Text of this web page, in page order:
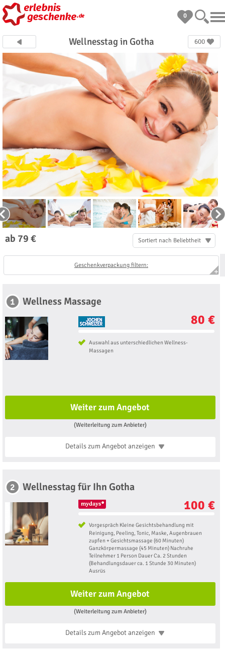
0
Wellnesstag in Gotha 600
ab 79 € Sortiert nach Beliebtheit
Geschenkverpackung filtern:
1 Wellness Massage
80 €
Auswahl aus unterschiedlichen Wellness-
Massagen
Weiter zum Angebot
(Weiterleitung zum Anbieter)
Details zum Angebotanzeigen
2 Wellnesstag für Ihn Gotha
100 €
Vorgespräch Kleine Gesichtsbehandlung mit
Reinigung, Peeling, Tonic, Maske, Augenbrauen
zupfen + Gesichtsmassage (60 Minuten)
Ganzkörpermassage (45 Minuten) Nachruhe
Teilnehmer 1 Person Dauer Ca. 2 Stunden
(Behandlungsdauer ca. 1 Stunde 30 Minuten)
Ausrüs
Weiter zum Angebot
(Weiterleitung zum Anbieter)
Details zum Angebotanzeigen